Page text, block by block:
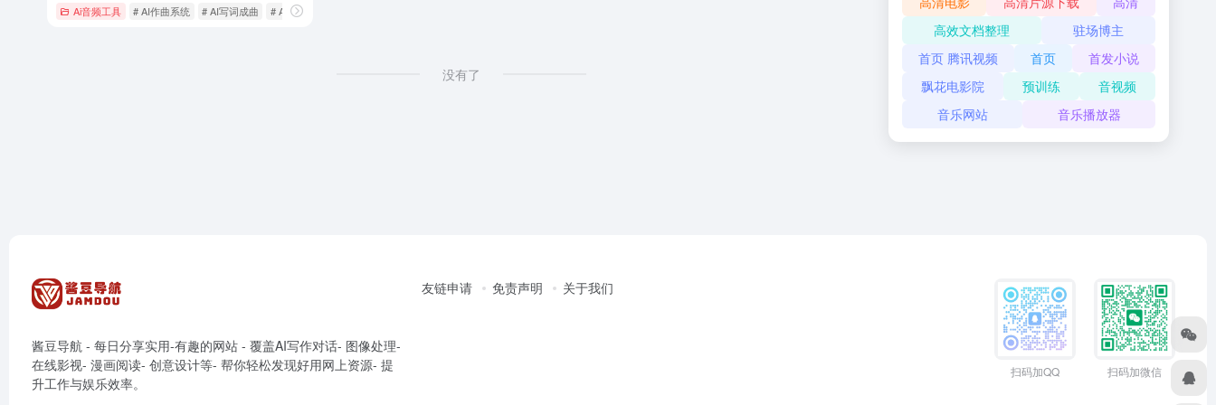
Ai音频工具 # AI作曲系统 # AI写词成曲 # AI协同创作
没有了
高效文档整理
驻场博主
首页 腾讯视频
首页
首发小说
飘花电影院
预训练
音视频
音乐网站
音乐播放器
酱豆导航 - 每日分享实用-有趣的网站 - 覆盖AI写作对话- 图像处理-
在线影视- 漫画阅读- 创意设计等- 帮你轻松发现好用网上资源- 提
升工作与娱乐效率。
友链申请 免责声明 关于我们
扫码加QQ 扫码加微信